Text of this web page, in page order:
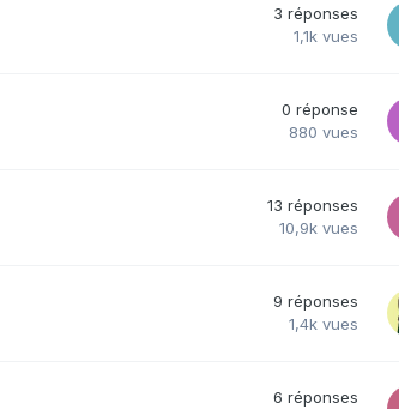
3 réponses
1,1k vues
0 réponse
880 vues
13 réponses
10,9k vues
9 réponses
1,4k vues
6 réponses